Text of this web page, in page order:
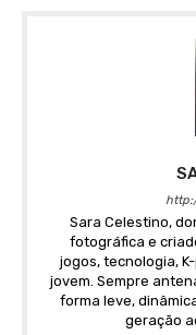
Sara Celestino,
fotográfica e
jogos, tecnologia,
jovem. Sempre
forma leve,
geração